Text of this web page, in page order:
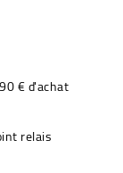
€ d'achat
relais